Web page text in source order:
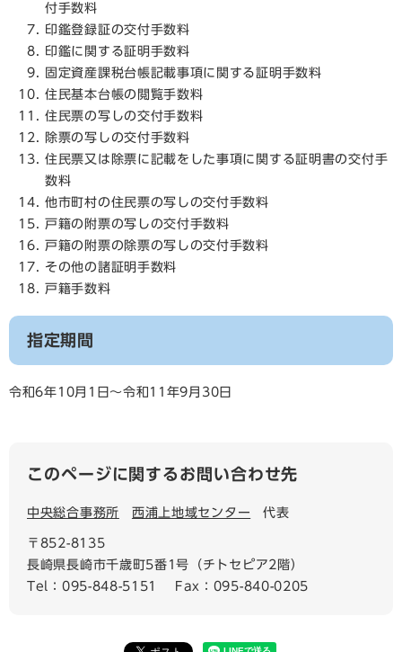
付手数料
印鑑登録証の交付手数料
印鑑に関する証明手数料
固定資産課税台帳記載事項に関する証明手数料
住民基本台帳の閲覧手数料
住民票の写しの交付手数料
除票の写しの交付手数料
住民票又は除票に記載をした事項に関する証明書の交付手
数料
他市町村の住民票の写しの交付手数料
戸籍の附票の写しの交付手数料
戸籍の附票の除票の写しの交付手数料
その他の諸証明手数料
戸籍手数料
指定期間
令和6年10月1日～令和11年9月30日
このページに関するお問い合わせ先
中央総合事務所 西浦上地域センター 代表
〒852-8135
長崎県長崎市千歳町5番1号（チトセピア2階）
Tel：095-848-5151
Fax：095-840-0205